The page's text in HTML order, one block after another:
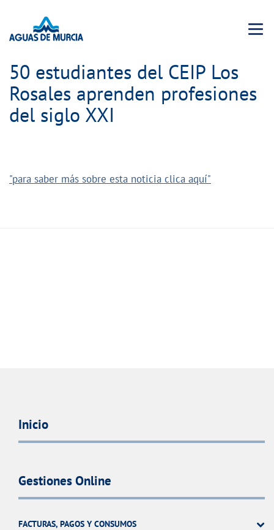
Menu
50 estudiantes del CEIP Los
Rosales aprenden profesiones
del siglo XXI
"para saber más sobre esta noticia clica aquí"
Inicio
Gestiones Online
FACTURAS, PAGOS Y CONSUMOS